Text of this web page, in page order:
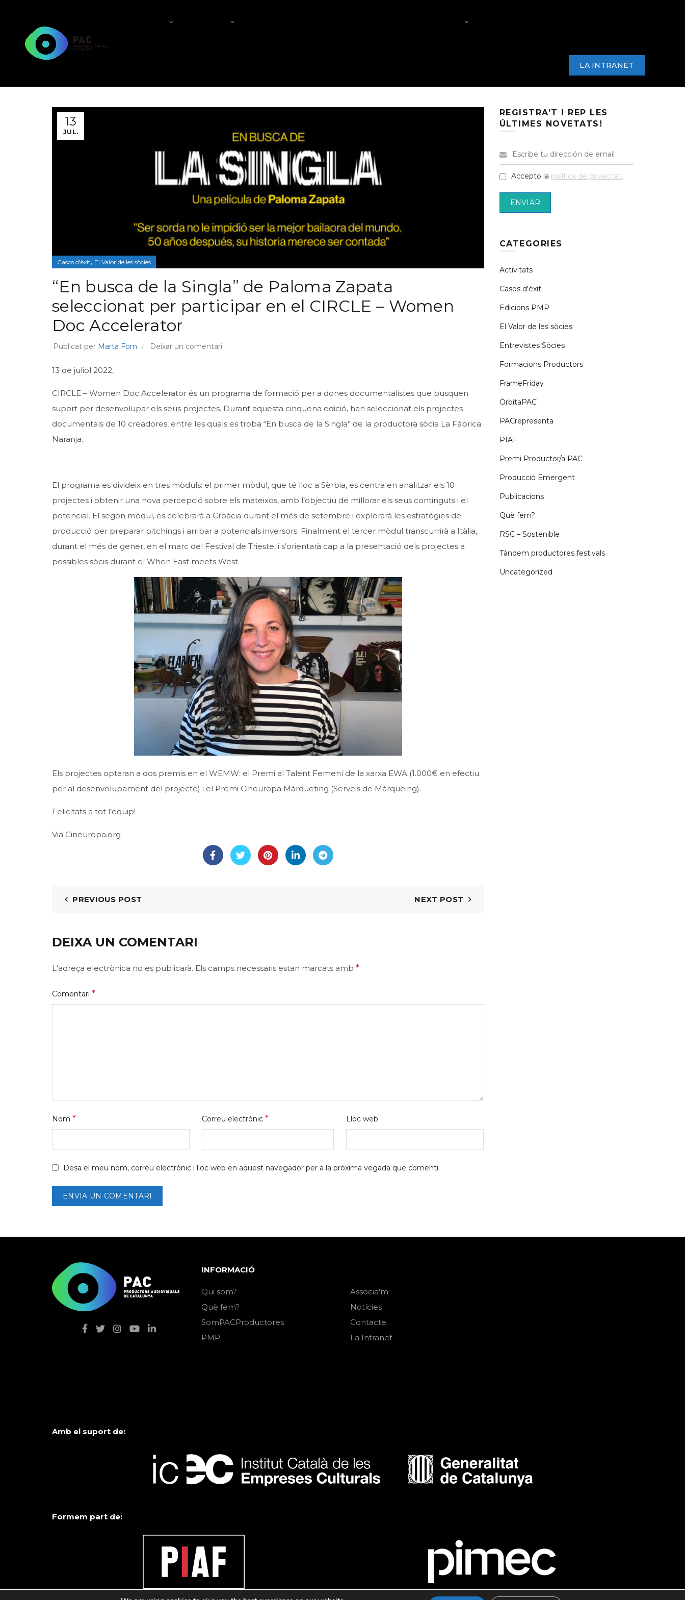
LA INTRANET
13
JUL.
Casos d'èxit, El Valor de les sòcies
“En busca de la Singla” de Paloma Zapata
seleccionat per participar en el CIRCLE – Women
Doc Accelerator
Publicat per Marta Forn Deixar un comentari
13 de juliol 2022,
CIRCLE – Women Doc Accelerator és un programa de formació per a dones documentalistes que busquen
suport per desenvolupar els seus projectes. Durant aquesta cinquena edició, han seleccionat els projectes
documentals de 10 creadores, entre les quals es troba “En busca de la Singla” de la productora sòcia La Fábrica
Naranja.
El programa es divideix en tres mòduls: el primer mòdul, que té lloc a Sèrbia, es centra en analitzar els 10
projectes i obtenir una nova percepció sobre els mateixos, amb l’objectiu de millorar els seus continguts i el
potencial. El segon mòdul, es celebrarà a Croàcia durant el més de setembre i explorará les estratègies de
producció per preparar pitchings i arribar a potencials inversors. Finalment el tercer mòdul transcurrirà a Itàlia,
durant el més de gener, en el marc del Festival de Trieste, i s’orientarà cap a la presentació dels projectes a
possibles sòcis durant el When East meets West.
Els projectes optaran a dos premis en el WEMW: el Premi al Talent Femení de la xarxa EWA (1.000€ en efectiu
per al desenvolupament del projecte) i el Premi Cineuropa Màrqueting (Serveis de Màrqueing).
Felicitats a tot l’equip!
Via Cineuropa.org
PREVIOUS POST NEXT POST
DEIXA UN COMENTARI
L'adreça electrònica no es publicarà. Els camps necessaris estan marcats amb *
Comentari *
Nom * Correu electrònic * Lloc web
Desa el meu nom, correu electrònic i lloc web en aquest navegador per a la pròxima vegada que comenti.
REGISTRA’T I REP LES
ÚLTIMES NOVETATS!
Accepto la política de privacitat.
CATEGORIES
Activitats
Casos d'èxit
Edicions PMP
El Valor de les sòcies
Entrevistes Sòcies
Formacions Productors
FrameFriday
ÒrbitaPAC
PACrepresenta
PIAF
Premi Productor/a PAC
Producció Emergent
Publicacions
Què fem?
RSC – Sostenible
Tàndem productores festivals
Uncategorized
INFORMACIÓ
Qui som?
Què fem?
SomPACProductores
PMP
Associa'm
Notícies
Contacte
La Intranet
Amb el suport de:
Formem part de: